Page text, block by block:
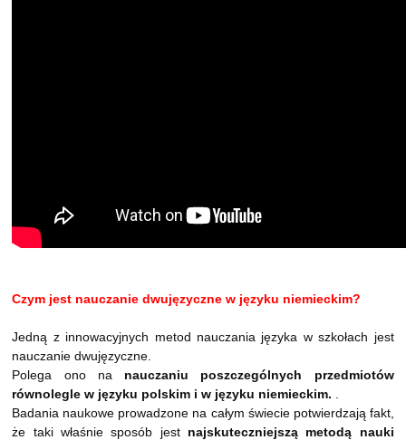
Czym jest nauczanie dwujęzyczne w języku niemieckim?
Jedną z innowacyjnych metod nauczania języka w szkołach jest
nauczanie dwujęzyczne.
Polega ono na nauczaniu poszczególnych przedmiotów
równolegle w języku polskim i w języku niemieckim.
Badania naukowe prowadzone na całym świecie potwierdzają fakt,
że taki właśnie sposób jestnajskuteczniejszą metodą nauki